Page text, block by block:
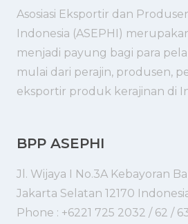
Asosiasi Eksportir dan
Indonesia (ASEPHI)
menjadi payung bagi para
mulai dari perajin, produsen,
eksportir produk kerajinan di
BPP ASEPHI
Jl. Wijaya I No.3A Kebayoran
Jakarta Selatan 12170
Phone : +6221 725 2032 / 62 /